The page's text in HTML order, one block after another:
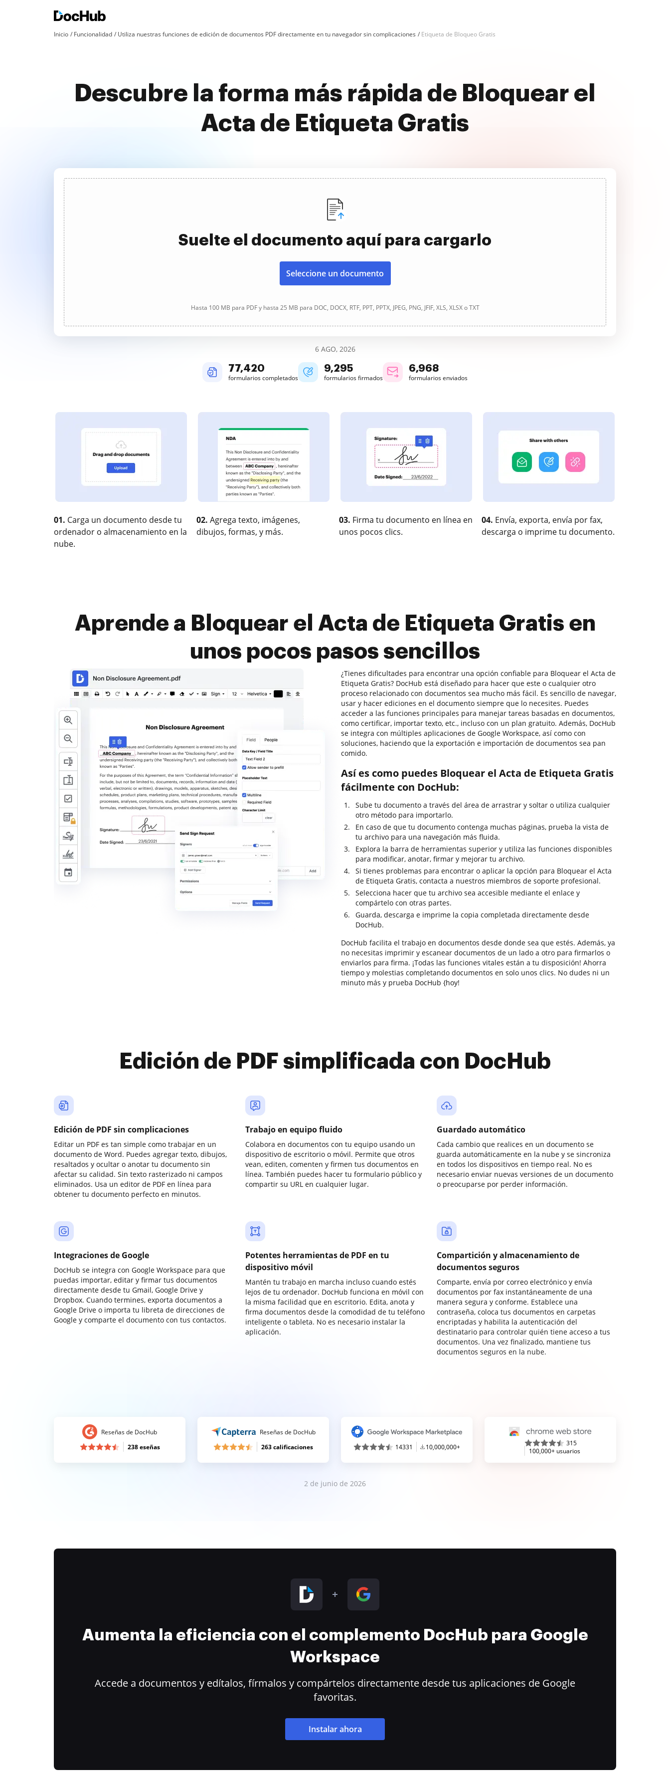
Inicio Funcionalidad Utiliza nuestras funciones de edición de documentos PDF directamente en tu navegador sin complicaciones Etiqueta de Bloqueo Gratis
Descubre la forma más rápida de Bloquear el
Acta de Etiqueta Gratis
Suelte el documento aquí para cargarlo
Seleccione un documento
Hasta 100 MB para PDF y hasta 25 MB para DOC, DOCX, RTF, PPT, PPTX, JPEG, PNG, JFIF, XLS, XLSX o TXT
6 AGO, 2026
77,420
formularios completados
9,295
formularios firmados
6,968
formularios enviados
01. Carga un documento desde tu
ordenador o almacenamiento en la
nube.
02. Agrega texto, imágenes,
dibujos, formas, y más.
03. Firma tu documento en línea en
unos pocos clics.
04. Envía, exporta, envía por fax,
descarga o imprime tu documento.
Aprende a Bloquear el Acta de Etiqueta Gratis en
unos pocos pasos sencillos
¿Tienes dificultades para encontrar una opción confiable para Bloquear el Acta de
Etiqueta Gratis? DocHub está diseñado para hacer que este o cualquier otro
proceso relacionado con documentos sea mucho más fácil. Es sencillo de navegar,
usar y hacer ediciones en el documento siempre que lo necesites. Puedes
acceder a las funciones principales para manejar tareas basadas en documentos,
como certificar, importar texto, etc., incluso con un plan gratuito. Además, DocHub
se integra con múltiples aplicaciones de Google Workspace, así como con
soluciones, haciendo que la exportación e importación de documentos sea pan
comido.
Así es como puedes Bloquear el Acta de Etiqueta Gratis
fácilmente con DocHub:
Sube tu documento a través del área de arrastrar y soltar o utiliza cualquier
otro método para importarlo.
En caso de que tu documento contenga muchas páginas, prueba la vista de
tu archivo para una navegación más fluida.
Explora la barra de herramientas superior y utiliza las funciones disponibles
para modificar, anotar, firmar y mejorar tu archivo.
Si tienes problemas para encontrar o aplicar la opción para Bloquear el Acta
de Etiqueta Gratis, contacta a nuestros miembros de soporte profesional.
Selecciona hacer que tu archivo sea accesible mediante el enlace y
compártelo con otras partes.
Guarda, descarga e imprime la copia completada directamente desde
DocHub.
DocHub facilita el trabajo en documentos desde donde sea que estés. Además, ya
no necesitas imprimir y escanear documentos de un lado a otro para firmarlos o
enviarlos para firma. ¡Todas las funciones vitales están a tu disposición! Ahorra
tiempo y molestias completando documentos en solo unos clics. No dudes ni un
minuto más y prueba DocHub {hoy!
Edición de PDF simplificada con DocHub
Edición de PDF sin complicaciones
Editar un PDF es tan simple como trabajar en un
documento de Word. Puedes agregar texto, dibujos,
resaltados y ocultar o anotar tu documento sin
afectar su calidad. Sin texto rasterizado ni campos
eliminados. Usa un editor de PDF en línea para
obtener tu documento perfecto en minutos.
Trabajo en equipo fluido
Colabora en documentos con tu equipo usando un
dispositivo de escritorio o móvil. Permite que otros
vean, editen, comenten y firmen tus documentos en
línea. También puedes hacer tu formulario público y
compartir su URL en cualquier lugar.
Guardado automático
Cada cambio que realices en un documento se
guarda automáticamente en la nube y se sincroniza
en todos los dispositivos en tiempo real. No es
necesario enviar nuevas versiones de un documento
o preocuparse por perder información.
Integraciones de Google
DocHub se integra con Google Workspace para que
puedas importar, editar y firmar tus documentos
directamente desde tu Gmail, Google Drive y
Dropbox. Cuando termines, exporta documentos a
Google Drive o importa tu libreta de direcciones de
Google y comparte el documento con tus contactos.
Potentes herramientas de PDF en tu
dispositivo móvil
Mantén tu trabajo en marcha incluso cuando estés
lejos de tu ordenador. DocHub funciona en móvil con
la misma facilidad que en escritorio. Edita, anota y
firma documentos desde la comodidad de tu teléfono
inteligente o tableta. No es necesario instalar la
aplicación.
Compartición y almacenamiento de
documentos seguros
Comparte, envía por correo electrónico y envía
documentos por fax instantáneamente de una
manera segura y conforme. Establece una
contraseña, coloca tus documentos en carpetas
encriptadas y habilita la autenticación del
destinatario para controlar quién tiene acceso a tus
documentos. Una vez finalizado, mantiene tus
documentos seguros en la nube.
Reseñas de DocHub
238 eseñas
Reseñas de DocHub
263 calificaciones
14331 10,000,000+
315
100,000+ usuarios
2 de junio de 2026
Aumenta la eficiencia con el complemento DocHub para Google
Workspace
Accede a documentos y edítalos, fírmalos y compártelos directamente desde tus aplicaciones de Google
favoritas.
Instalar ahora